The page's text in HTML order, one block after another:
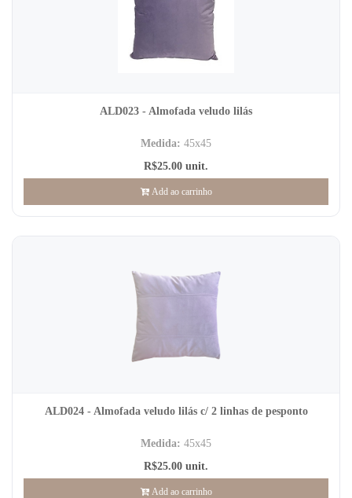
ALD023 - Almofada veludo lilás
Medida: 45x45
R$25.00 unit.
Add ao carrinho
ALD024 - Almofada veludo lilás c/ 2 linhas de pesponto
Medida: 45x45
R$25.00 unit.
Add ao carrinho